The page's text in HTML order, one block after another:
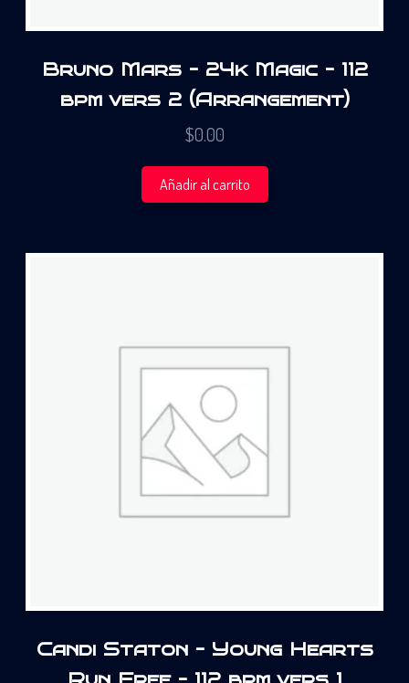
Bruno Mars – 24k Magic – 112
bpm vers 2 (Arrangement)
$0.00
Añadir al carrito
Candi Staton – Young Hearts